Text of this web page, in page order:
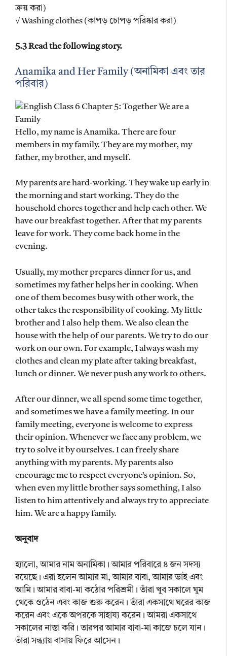
ক্রয় করা)
√ Washing clothes (কাপড় চোপড় পরিষ্কার করা)
5.3 Read the following story.
Anamika and Her Family (অনামিকা এবং তার
পরিবার)
Hello, my name is Anamika. There are four
members in my family. They are my mother, my
father, my brother, and myself.
My parents are hard-working. They wake up early in
the morning and start working. They do the
household chores together and help each other. We
have our breakfast together. After that my parents
leave for work. They come back home in the
evening.
Usually, my mother prepares dinner for us, and
sometimes my father helps her in cooking. When
one of them becomes busy with other work, the
other takes the responsibility of cooking. My little
brother and I also help them. We also clean the
house with the help of our parents. We try to do our
work on our own. For example, I always wash my
clothes and clean my plate after taking breakfast,
lunch or dinner. We never push any work to others.
After our dinner, we all spend some time together,
and sometimes we have a family meeting. In our
family meeting, everyone is welcome to express
their opinion. Whenever we face any problem, we
try to solve it by ourselves. I can freely share
anything with my parents. My parents also
encourage me to respect everyone’s opinion. So,
when even my little brother says something, I also
listen to him attentively and always try to appreciate
him. We are a happy family.
অনুবাদ
হ্যালো, আমার নাম অনামিকা। আমার পরিবারে ৪ জন সদস্য
রয়েছে। এরা হলেন আমার মা, আমার বাবা, আমার ভাই এবং
আমি। আমার বাবা-মা কঠোর পরিশ্রমী। তাঁরা খুব সকালে ঘুম
থেকে ওঠেন এবং কাজ শুরু করেন। তাঁরা একসাথে ঘরের কাজ
করেন এবং একে অপরকে সাহায্য করেন। আমরা একসাথে
সকালের নাস্তা করি। তারপর আমার বাবা-মা কাজে চলে যান।
তাঁরা সন্ধ্যায় বাসায় ফিরে আসেন।